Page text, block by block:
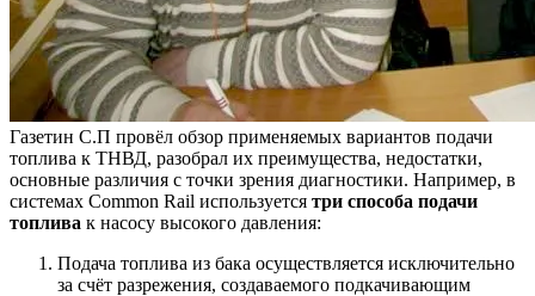
Газетин С.П провёл обзор применяемых вариантов подачи
топлива к ТНВД, разобрал их преимущества, недостатки,
основные различия с точки зрения диагностики. Например, в
системах Common Rail используется три способа подачи
топлива к насосу высокого давления:
Подача топлива из бака осуществляется исключительно
за счёт разрежения, создаваемого подкачивающим